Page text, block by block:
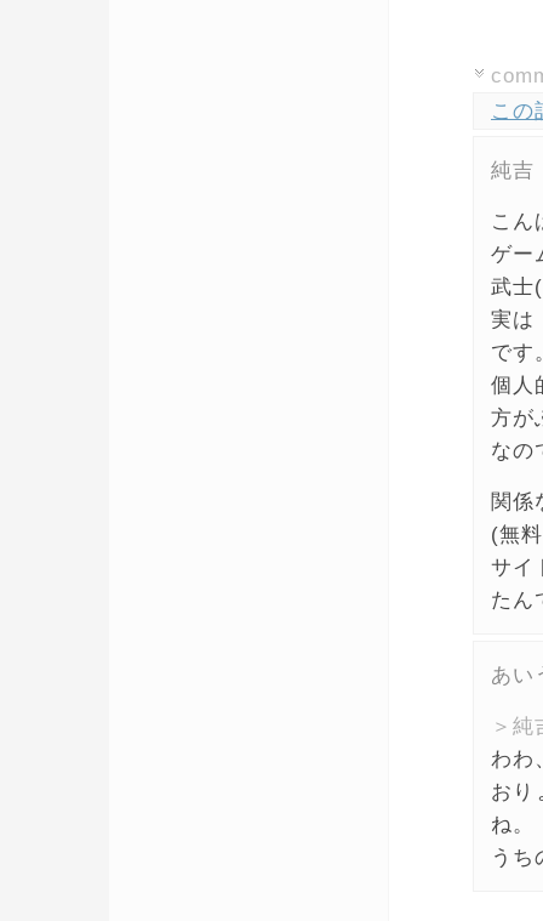
この
純吉
こん
ゲー
武士
実は
です
個人
方が
なの
関係
(無
サイ
たん
あい
＞純
わわ
おり
ね。
うち